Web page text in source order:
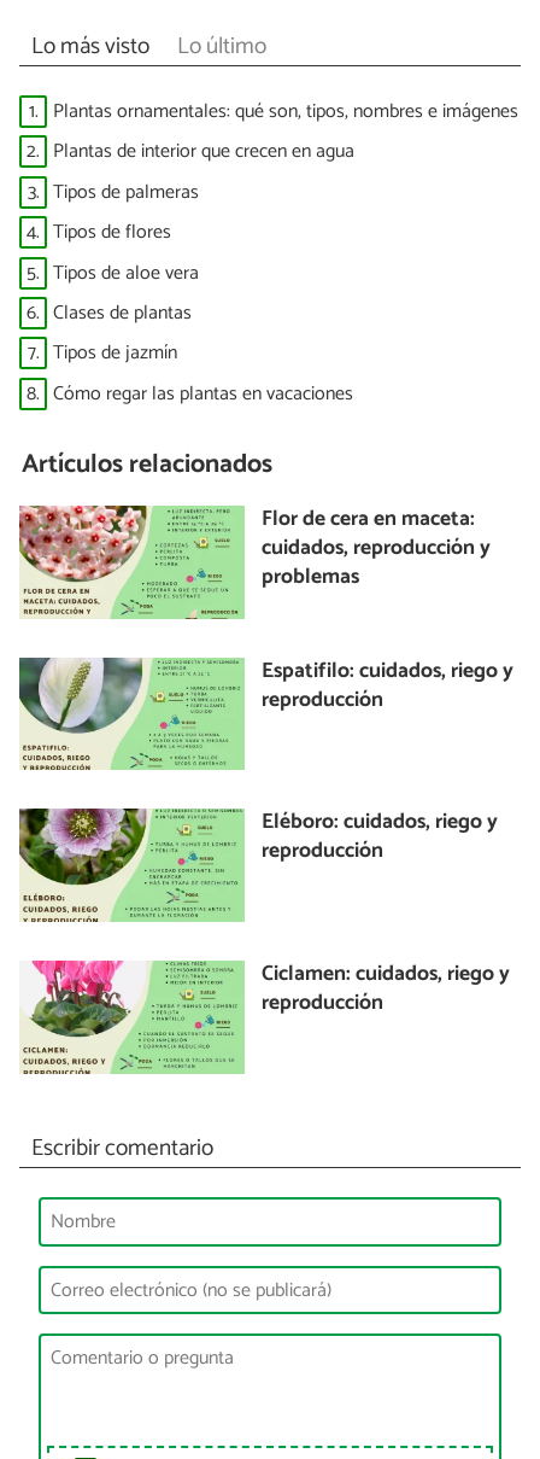
Lo más visto Lo último
1. Plantas ornamentales: qué son, tipos, nombres e imágenes
2. Plantas de interior que crecen en agua
3. Tipos de palmeras
4. Tipos de flores
5. Tipos de aloe vera
6. Clases de plantas
7. Tipos de jazmín
8. Cómo regar las plantas en vacaciones
Artículos relacionados
Flor de cera en maceta:
cuidados, reproducción y
problemas
Espatifilo: cuidados, riego y
reproducción
Eléboro: cuidados, riego y
reproducción
Ciclamen: cuidados, riego y
reproducción
Escribir comentario